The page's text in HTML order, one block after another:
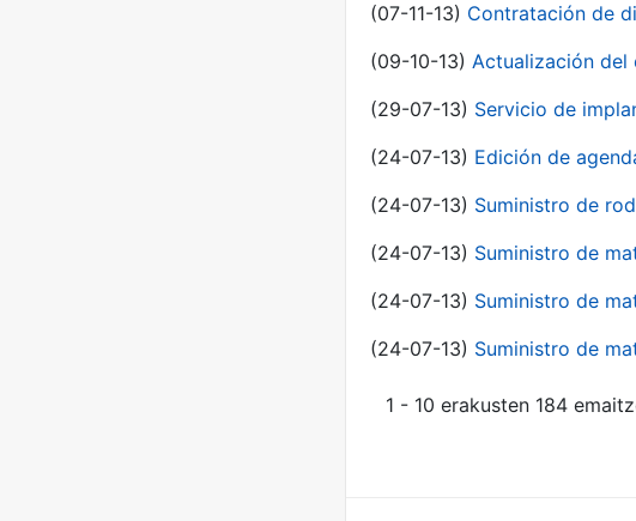
(07-11-13) Contratación de
(09-10-13) Actualización del
(29-07-13) Servicio de
(24-07-13) Edición de
(24-07-13) Suministro de
(24-07-13) Suministro de
(24-07-13) Suministro de
(24-07-13) Suministro de
1 - 10 erakusten 184